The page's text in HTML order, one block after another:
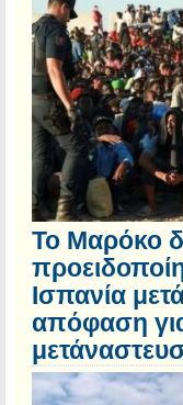
Το Μαρόκο
Ισπανία
απόφαση